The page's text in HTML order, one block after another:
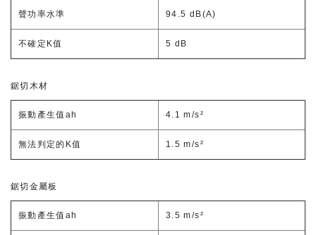
聲功率水準 94.5 dB(A)
不確定K值 5 dB
鋸切木材
振動產生值ah 4.1 m/s²
無法判定的K值 1.5 m/s²
鋸切金屬板
振動產生值ah 3.5 m/s²